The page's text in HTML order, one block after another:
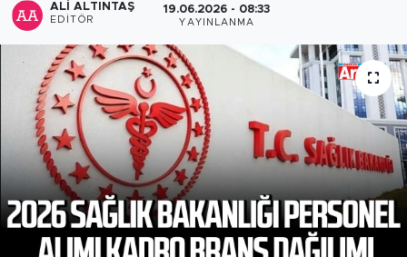
ALI ALTINTAŞ
EDITÖR
19.06.2026 - 08:33
YAYINLANMA